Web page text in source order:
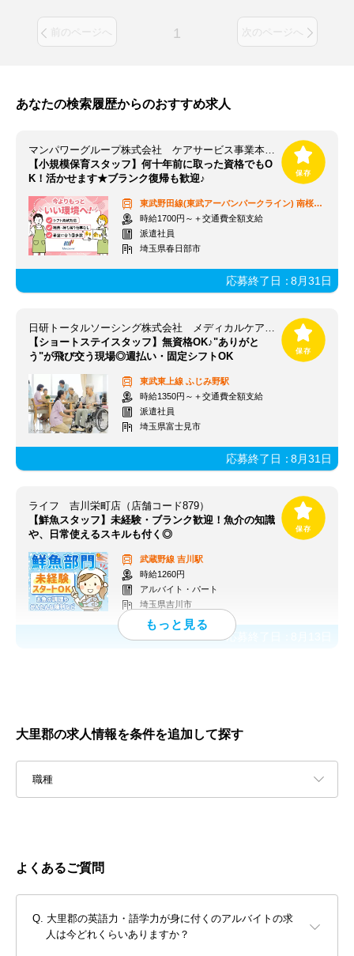
前のページへ 1 次のページへ
あなたの検索履歴からのおすすめ求人
マンパワーグループ株式会社 ケアサービス事業本部 首都圏保育/10099993
【小規模保育スタッフ】何十年前に取った資格でもO
K！活かせます★ブランク復帰も歓迎♪
東武野田線(東武アーバンパークライン) 南桜井駅
時給1700円～＋交通費全額支給
派遣社員
埼玉県春日部市
応募終了日：8月31日
日研トータルソーシング株式会社 メディカルケア事業部 大宮オフィス/【OM】OM_S1(SY)
【ショートステイスタッフ】無資格OK♪"ありがと
う"が飛び交う現場◎週払い・固定シフトOK
東武東上線 ふじみ野駅
時給1350円～＋交通費全額支給
派遣社員
埼玉県富士見市
応募終了日：8月31日
ライフ 吉川栄町店（店舗コード879）
【鮮魚スタッフ】未経験・ブランク歓迎！魚介の知識
や、日常使えるスキルも付く◎
武蔵野線 吉川駅
時給1260円
アルバイト・パート
埼玉県吉川市
応募終了日：
大里郡の求人情報を条件を追加して探す
職種
よくあるご質問
大里郡の英語力・語学力が身に付くのアルバイトの求
人は今どれくらいありますか？